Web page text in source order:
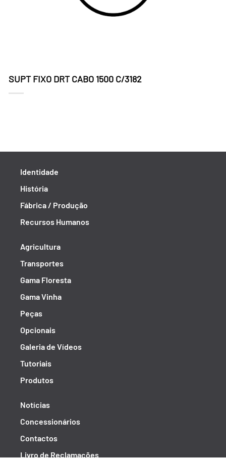
SUPT FIXO DRT CABO 1500 C/3182
Identidade
História
Fábrica / Produção
Recursos Humanos
Agricultura
Transportes
Gama Floresta
Gama Vinha
Peças
Opcionais
Galeria de Vídeos
Tutoriais
Produtos
Notícias
Concessionários
Contactos
Livro de Reclamações